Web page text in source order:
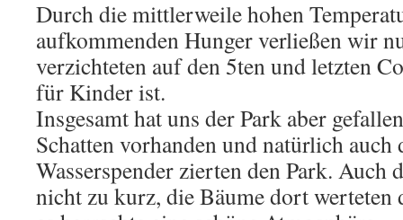
Durch die mittlerweile hohen
aufkommenden Hunger verließen wir
verzichteten auf den 5ten und letzten
für Kinder ist.
Insgesamt hat uns der Park aber
Schatten vorhanden und natürlich auch
Wasserspender zierten den Park. Auch
nicht zu kurz, die Bäume dort werteten